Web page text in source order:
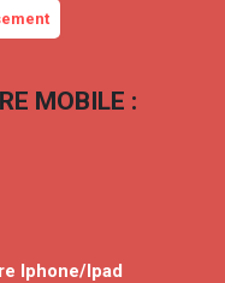
MOBILE :
Iphone/Ipad